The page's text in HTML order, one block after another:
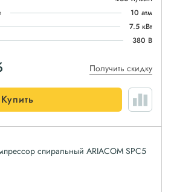
10 атм
7.5 кВт
380 В
Получить скидку
Купить
спиральный ARIACOM SPC5